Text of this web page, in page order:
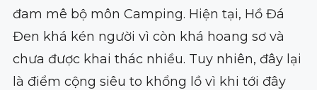
đam mê bộ môn Camping. Hiện tại, Hồ Đá
Đen khá kén người vì còn khá hoang sơ và
chưa được khai thác nhiều. Tuy nhiên, đây lại
là điểm cộng siêu to khổng lồ vì khi tới đây